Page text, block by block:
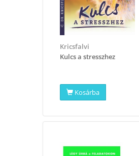
Kricsfalvi
​Kulcs a stresszhez
Kosárba